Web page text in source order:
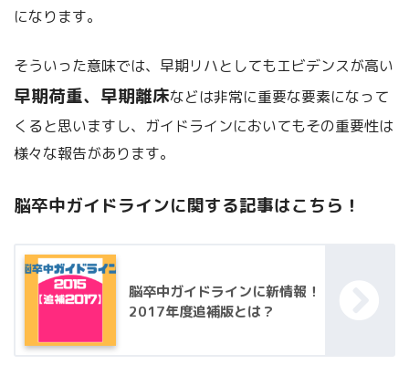
になります。
そういった意味では、早期リハとしてもエビデンスが高い
早期荷重、早期離床などは非常に重要な要素になって
くると思いますし、ガイドラインにおいてもその重要性は
様々な報告があります。
脳卒中ガイドラインに関する記事はこちら！
脳卒中ガイドラインに新情報！
2017年度追補版とは？